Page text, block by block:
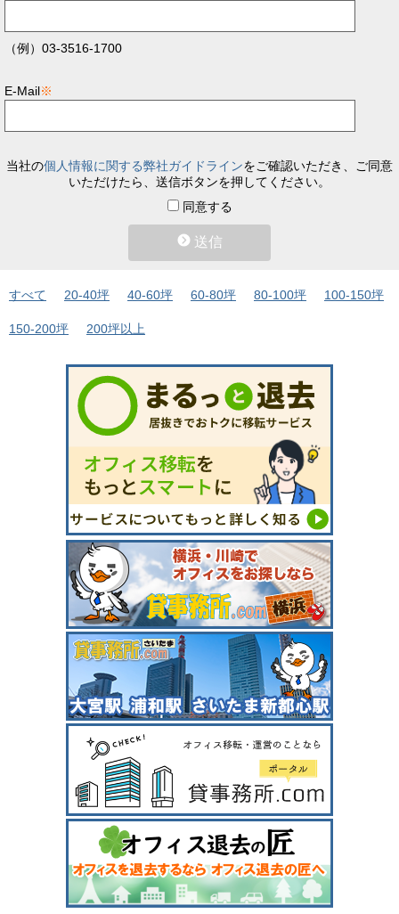
（例）03-3516-1700
E-Mail※
当社の個人情報に関する弊社ガイドラインをご確認いただき、ご同意
いただけたら、送信ボタンを押してください。
同意する
送信
すべて 20-40坪 40-60坪 60-80坪 80-100坪 100-150坪
150-200坪 200坪以上